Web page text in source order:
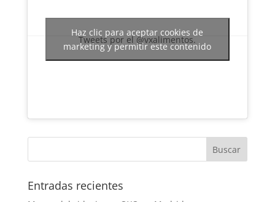
Tweets por el @vxalimentos.
Haz clic para aceptar cookies de
marketing y permitir este contenido
Entradas recientes